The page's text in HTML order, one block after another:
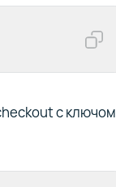
с ключом